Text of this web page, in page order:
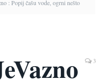
: Popij čašu vode, ogrni nešto
3